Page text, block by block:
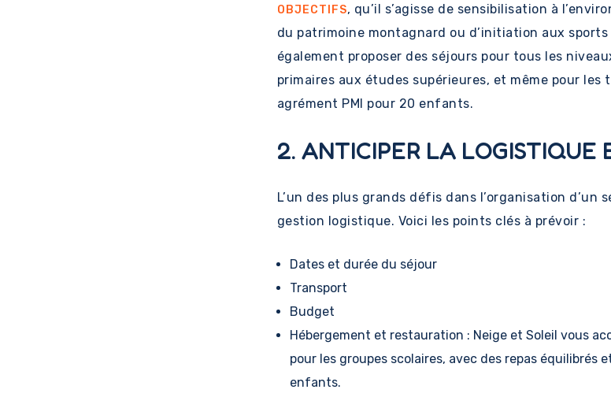
OBJECTIFS, qu’il s’agisse de sensibilisation à
du patrimoine montagnard ou d’initiation aux sports
également proposer des séjours pour tous les
primaires aux études supérieures, et même pour
agrément PMI pour 20 enfants.
2. ANTICIPER LA LOGISTIQUE
L’un des plus grands défis dans l’organisation d’un
gestion logistique. Voici les points clés à prévoir :
Dates et durée du séjour
Transport
Budget
Hébergement et restauration : Neige et Soleil vous
pour les groupes scolaires, avec des repas équilibrés
enfants.